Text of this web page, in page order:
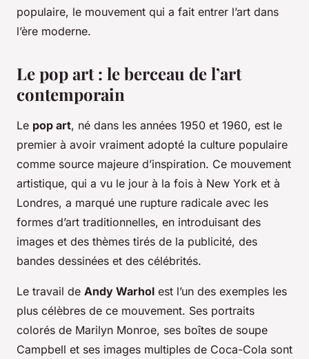
populaire, le mouvement qui a fait entrer l’art dans
l’ère moderne.
Le pop art : le berceau de l’art
contemporain
Le pop art, né dans les années 1950 et 1960, est le
premier à avoir vraiment adopté la culture populaire
comme source majeure d’inspiration. Ce mouvement
artistique, qui a vu le jour à la fois à New York et à
Londres, a marqué une rupture radicale avec les
formes d’art traditionnelles, en introduisant des
images et des thèmes tirés de la publicité, des
bandes dessinées et des célébrités.
Le travail de Andy Warhol est l’un des exemples les
plus célèbres de ce mouvement. Ses portraits
colorés de Marilyn Monroe, ses boîtes de soupe
Campbell et ses images multiples de Coca-Cola sont